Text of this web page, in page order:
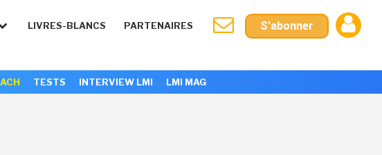
LIVRES-BLANCS PARTENAIRES S'abonner
TESTS INTERVIEW LMI LMI MAG